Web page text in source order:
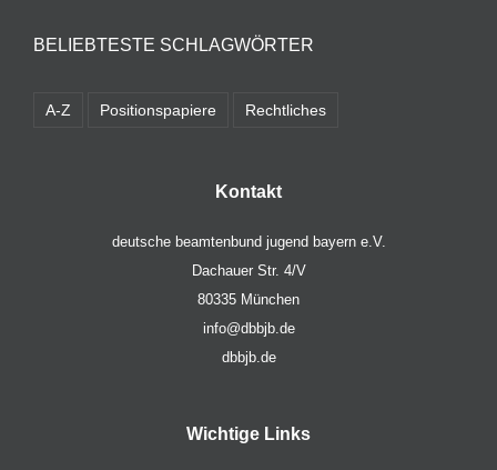
BELIEBTESTE SCHLAGWÖRTER
A-Z Positionspapiere Rechtliches
Kontakt
deutsche beamtenbund jugend bayern e.V.
Dachauer Str. 4/V
80335 München
info@dbbjb.de
dbbjb.de
Wichtige Links